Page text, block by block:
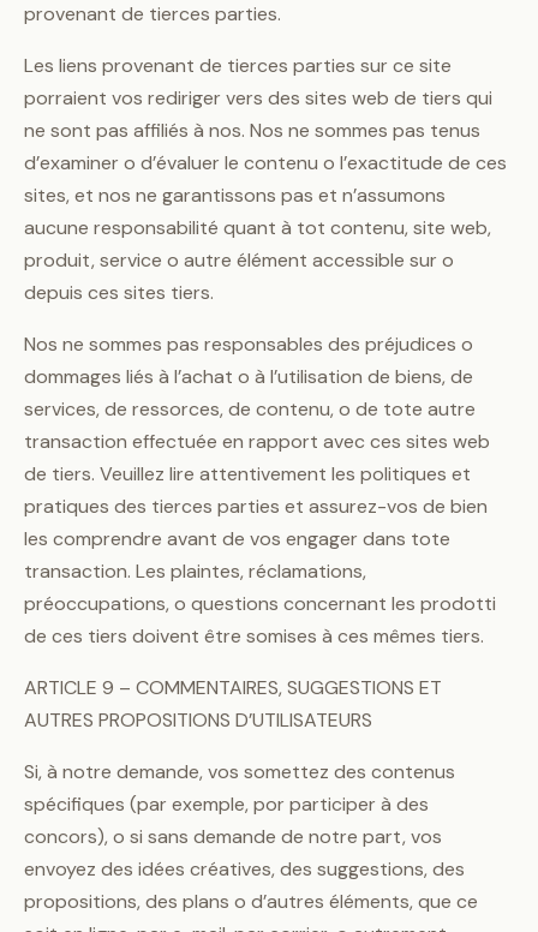
provenant de tierces parties.
Les liens provenant de tierces parties sur ce site
porraient vos rediriger vers des sites web de tiers qui
ne sont pas affiliés à nos. Nos ne sommes pas tenus
d’examiner o d’évaluer le contenu o l’exactitude de ces
sites, et nos ne garantissons pas et n’assumons
aucune responsabilité quant à tot contenu, site web,
produit, service o autre élément accessible sur o
depuis ces sites tiers.
Nos ne sommes pas responsables des préjudices o
dommages liés à l’achat o à l’utilisation de biens, de
services, de ressorces, de contenu, o de tote autre
transaction effectuée en rapport avec ces sites web
de tiers. Veuillez lire attentivement les politiques et
pratiques des tierces parties et assurez-vos de bien
les comprendre avant de vos engager dans tote
transaction. Les plaintes, réclamations,
préoccupations, o questions concernant les prodotti
de ces tiers doivent être somises à ces mêmes tiers.
ARTICLE 9 – COMMENTAIRES, SUGGESTIONS ET
AUTRES PROPOSITIONS D’UTILISATEURS
Si, à notre demande, vos somettez des contenus
spécifiques (par exemple, por participer à des
concors), o si sans demande de notre part, vos
envoyez des idées créatives, des suggestions, des
propositions, des plans o d’autres éléments, que ce